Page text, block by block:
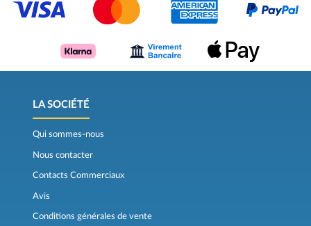
LA SOCIÉTÉ
Qui sommes-nous
Nous contacter
Contacts Commerciaux
Avis
Conditions générales de vente